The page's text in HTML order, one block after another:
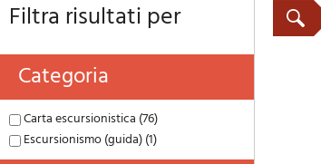
filtra risultati per
Categoria
Carta escursionistica (76)
Escursionismo (guida) (1)